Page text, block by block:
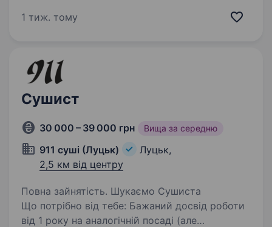
клієнтів і свою роботу, тому, очікуємо цього і
1 тиж. тому
Сушист
30 000 – 39 000 грн Вища за середню
911 суші (Луцьк)
Луцьк,
2,5 км від центру
Повна зайнятість. Шукаємо Сушиста
Що потрібно від тебе: Бажаний досвід роботи
від 1 року на аналогічній посаді (але